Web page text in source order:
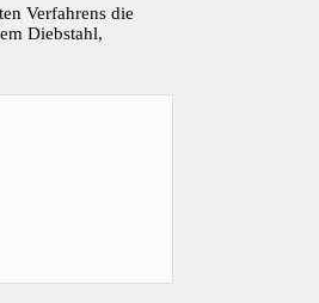
Verfahrens die
Diebstahl,